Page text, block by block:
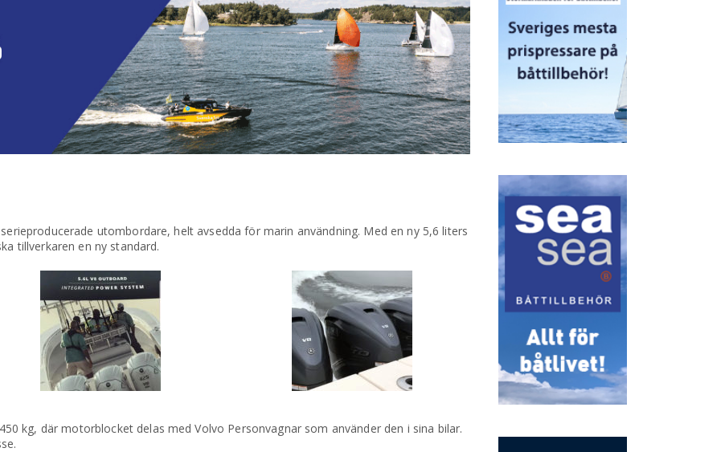
utombordare, helt avsedda för marin användning. Med en ny 5,6 liters
tillverkaren en ny standard.
kg, där motorblocket delas med Volvo Personvagnar som använder den i sina bilar.